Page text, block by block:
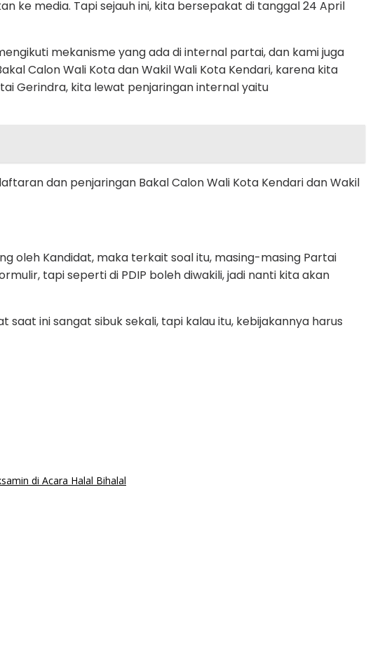
ke media. Tapi sejauh ini, kita bersepakat di tanggal 24 April
mekanisme yang ada di internal partai, dan kami juga
Calon Wali Kota dan Wakil Wali Kota Kendari, karena kita
Gerindra, kita lewat penjaringan internal yaitu
dan penjaringan Bakal Calon Wali Kota Kendari dan Wakil
oleh Kandidat, maka terkait soal itu, masing-masing Partai
tapi seperti di PDIP boleh diwakili, jadi nanti kita akan
saat ini sangat sibuk sekali, tapi kalau itu, kebijakannya harus
di Acara Halal Bihalal